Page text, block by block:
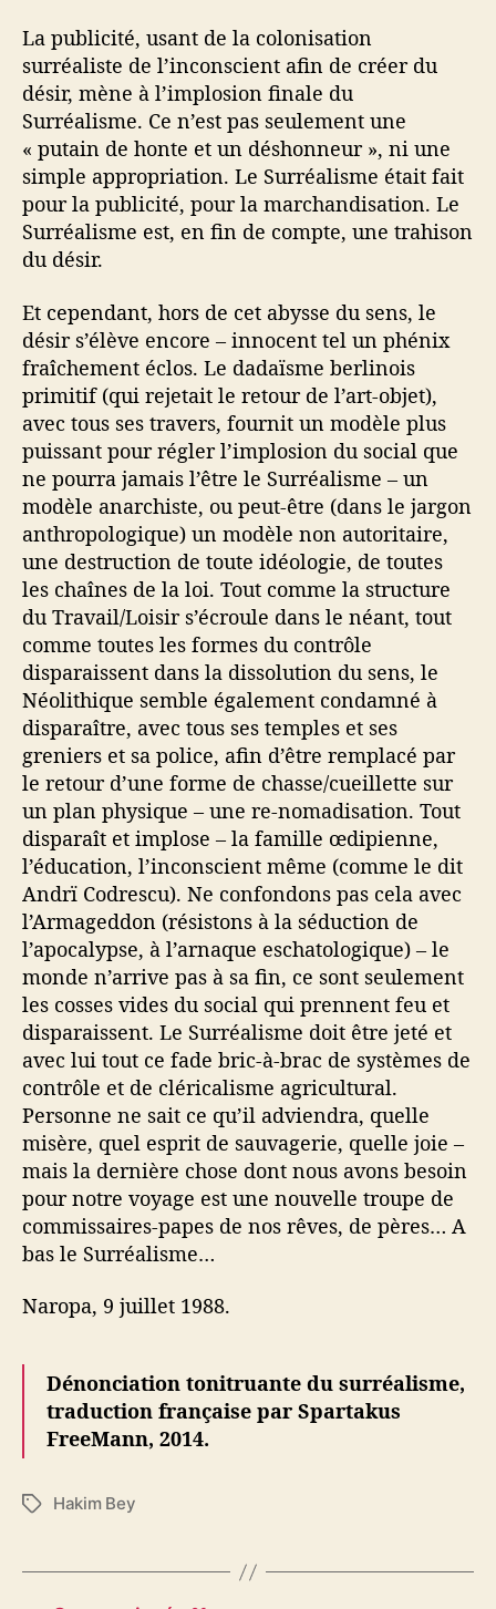
La publicité, usant de la colonisation
surréaliste de l’inconscient afin de créer du
désir, mène à l’implosion finale du
Surréalisme. Ce n’est pas seulement une
« putain de honte et un déshonneur », ni une
simple appropriation. Le Surréalisme était fait
pour la publicité, pour la marchandisation. Le
Surréalisme est, en fin de compte, une trahison
du désir.
Et cependant, hors de cet abysse du sens, le
désir s’élève encore – innocent tel un phénix
fraîchement éclos. Le dadaïsme berlinois
primitif (qui rejetait le retour de l’art-objet),
avec tous ses travers, fournit un modèle plus
puissant pour régler l’implosion du social que
ne pourra jamais l’être le Surréalisme – un
modèle anarchiste, ou peut-être (dans le jargon
anthropologique) un modèle non autoritaire,
une destruction de toute idéologie, de toutes
les chaînes de la loi. Tout comme la structure
du Travail/Loisir s’écroule dans le néant, tout
comme toutes les formes du contrôle
disparaissent dans la dissolution du sens, le
Néolithique semble également condamné à
disparaître, avec tous ses temples et ses
greniers et sa police, afin d’être remplacé par
le retour d’une forme de chasse/cueillette sur
un plan physique – une re-nomadisation. Tout
disparaît et implose – la famille œdipienne,
l’éducation, l’inconscient même (comme le dit
Andrï Codrescu). Ne confondons pas cela avec
l’Armageddon (résistons à la séduction de
l’apocalypse, à l’arnaque eschatologique) – le
monde n’arrive pas à sa fin, ce sont seulement
les cosses vides du social qui prennent feu et
disparaissent. Le Surréalisme doit être jeté et
avec lui tout ce fade bric-à-brac de systèmes de
contrôle et de cléricalisme agricultural.
Personne ne sait ce qu’il adviendra, quelle
misère, quel esprit de sauvagerie, quelle joie –
mais la dernière chose dont nous avons besoin
pour notre voyage est une nouvelle troupe de
commissaires-papes de nos rêves, de pères… A
bas le Surréalisme…
Naropa, 9 juillet 1988.
Dénonciation tonitruante du surréalisme,
traduction française par Spartakus
FreeMann, 2014.
É
q
Hakim Bey